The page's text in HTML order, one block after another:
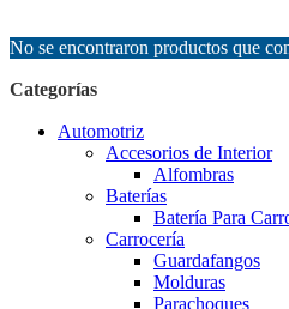
No se encontraron productos que
Categorías
Automotriz
Accesorios de Interior
Alfombras
Baterías
Batería Para
Carrocería
Guardafangos
Molduras
Parachoques